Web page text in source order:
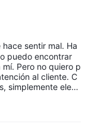
sentir mal. Ha
puedo encontrar
Pero no quiero p
al cliente. C
simplemente elegi